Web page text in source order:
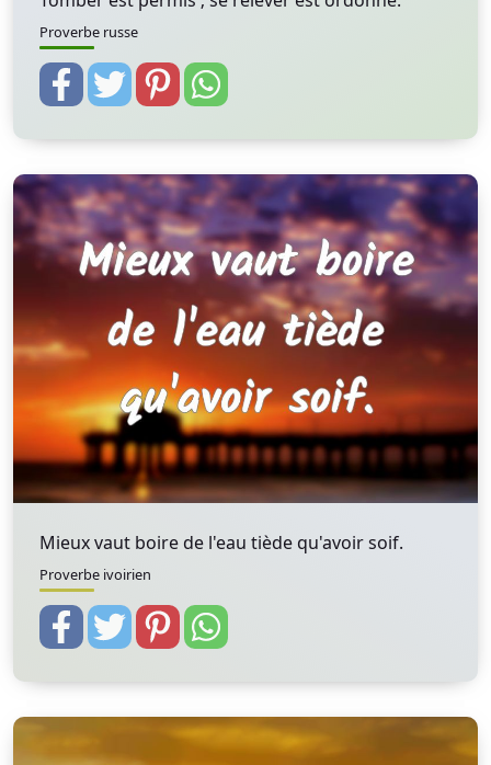
Proverbe russe
Mieux vaut boire de l'eau tiède qu'avoir soif.
Proverbe ivoirien